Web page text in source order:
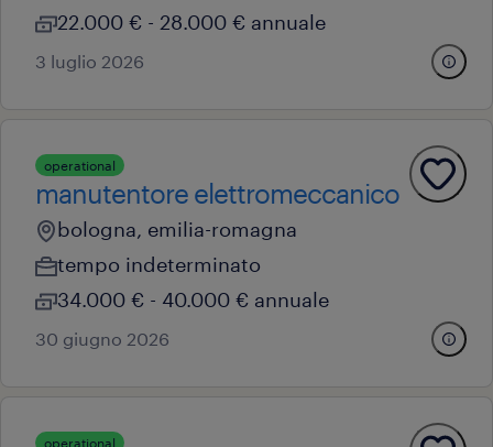
22.000 € - 28.000 € annuale
3 luglio 2026
operational
manutentore elettromeccanico
bologna, emilia-romagna
tempo indeterminato
34.000 € - 40.000 € annuale
30 giugno 2026
operational